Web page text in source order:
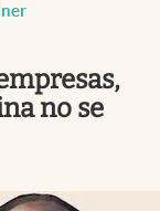
no se